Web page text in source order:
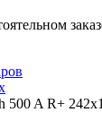
500 A R+